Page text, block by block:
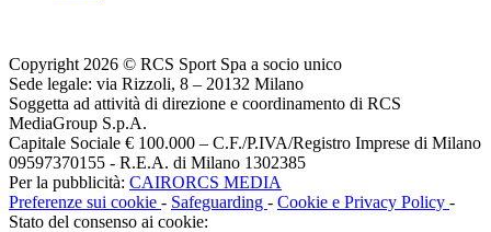
Copyright 2026 © RCS Sport Spa a socio unico
Sede legale: via Rizzoli, 8 – 20132 Milano
Soggetta ad attività di direzione e coordinamento di RCS
MediaGroup S.p.A.
Capitale Sociale € 100.000 – C.F./P.IVA/Registro Imprese di Milano
09597370155 - R.E.A. di Milano 1302385
Per la pubblicità: CAIRORCS MEDIA
Preferenze sui cookie - Safeguarding - Cookie e Privacy Policy -
Stato del consenso ai cookie: